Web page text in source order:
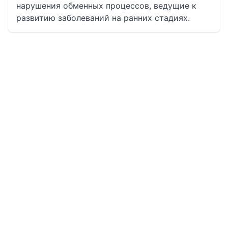
нарушения обменных процессов, ведущие к
развитию заболеваний на ранних стадиях.